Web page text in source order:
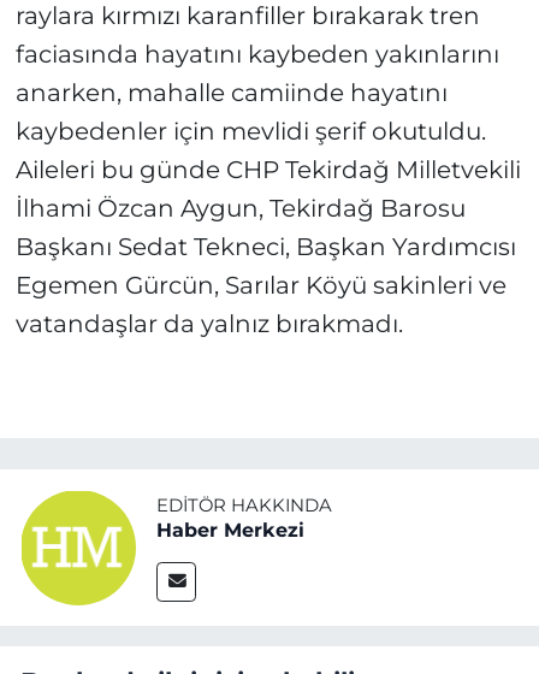
raylara kırmızı karanfiller bırakarak tren
faciasında hayatını kaybeden yakınlarını
anarken, mahalle camiinde hayatını
kaybedenler için mevlidi şerif okutuldu.
Aileleri bu günde CHP Tekirdağ Milletvekili
İlhami Özcan Aygun, Tekirdağ Barosu
Başkanı Sedat Tekneci, Başkan Yardımcısı
Egemen Gürcün, Sarılar Köyü sakinleri ve
vatandaşlar da yalnız bırakmadı.
EDITÖR HAKKINDA
Haber Merkezi